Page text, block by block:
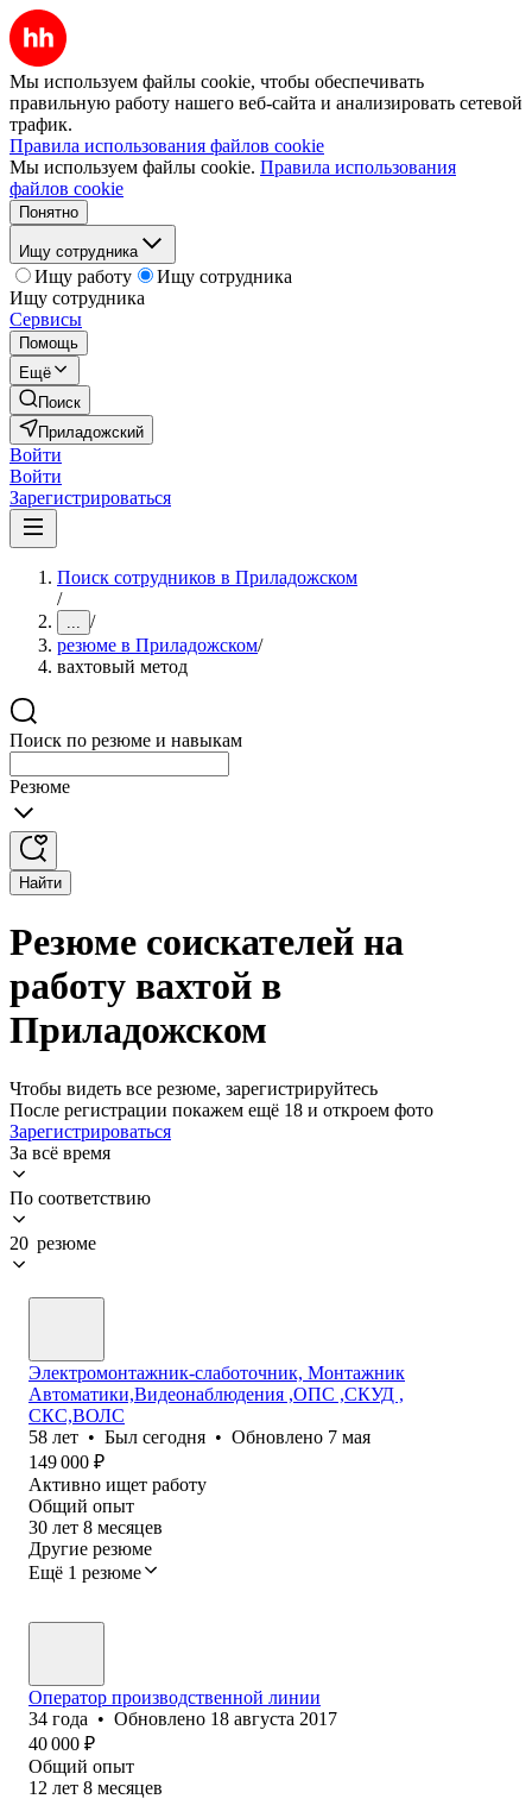
Мы используем файлы cookie, чтобы обеспечивать
правильную работу нашего веб-сайта и анализировать сетевой
трафик.
Правила использования файлов cookie
Мы используем файлы cookie. Правила использования
файлов cookie
Понятно
Ищу сотрудника
Ищу работу
Ищу сотрудника
Ищу сотрудника
Сервисы
Помощь
Ещё
Поиск
Приладожский
Войти
Войти
Зарегистрироваться
Поиск сотрудников в Приладожском
/
... /
резюме в Приладожском/
вахтовый метод
Поиск по резюме и навыкам
Резюме
Найти
Резюме соискателей на
работу вахтой в
Приладожском
Чтобы видеть все резюме, зарегистрируйтесь
После регистрации покажем ещё 18 и откроем фото
Зарегистрироваться
За всё время
По соответствию
20 резюме
Электромонтажник-слаботочник, Монтажник
Автоматики,Видеонаблюдения ,ОПС ,СКУД ,
СКС,ВОЛС
58 лет • Был сегодня • Обновлено 7 мая
149 000 ₽
Активно ищет работу
Общий опыт
30 лет 8 месяцев
Другие резюме
Ещё 1 резюме
Оператор производственной линии
34 года • Обновлено 18 августа 2017
40 000 ₽
Общий опыт
12 лет 8 месяцев